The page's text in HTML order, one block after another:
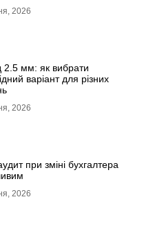
2026
2.5 мм: як вибрати
варіант для різних
2026
при зміні бухгалтера
2026